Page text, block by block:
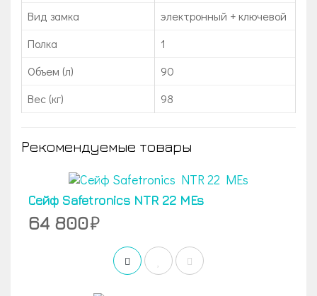
Вид замка
электронный + ключевой
Полка
1
Объем (л)
90
Вес (кг)
98
Рекомендуемые товары
Сейф Safetronics NTR 22 MEs
64 800